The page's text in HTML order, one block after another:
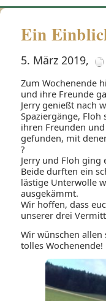
Ein
5. März 2019,
Zum Wochenende
und ihre Freunde
Jerry genießt nach
Spaziergänge,
ihren Freunden
gefunden, mit
?
Jerry und Floh ging
Beide durften ein
lästige Unterwolle
ausgekämmt.
Wir hoffen, dass
unserer drei
Wir wünschen allen
tolles Wochenende!